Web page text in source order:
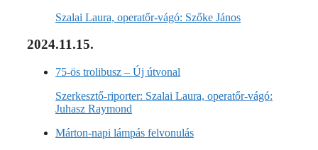
Szalai Laura, operatőr-vágó: Szőke János
2024.11.15.
75-ös trolibusz – Új útvonal
Szerkesztő-riporter: Szalai Laura, operatőr-vágó:
Juhasz Raymond
Márton-napi lámpás felvonulás